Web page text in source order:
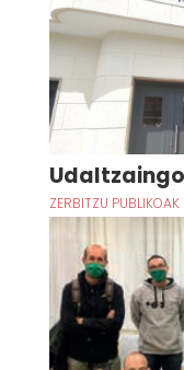
ZERBITZU PUBLIKOAK